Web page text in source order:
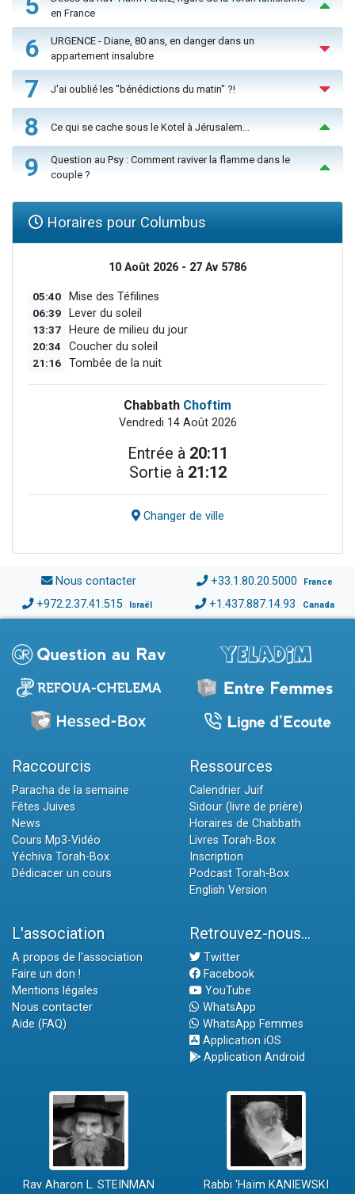
en France
6
URGENCE - Diane, 80 ans, en danger dans un
appartement insalubre
7 J'ai oublié les "bénédictions du matin" ?!
8 Ce qui se cache sous le Kotel à Jérusalem...
9
Question au Psy : Comment raviver la flamme dans le
couple ?
Horaires pour Columbus
10 Août 2026 - 27 Av 5786
05:40 Mise des Téfilines
06:39 Lever du soleil
13:37 Heure de milieu du jour
20:34 Coucher du soleil
21:16 Tombée de la nuit
Chabbath Choftim
Vendredi 14 Août 2026
Entrée à 20:11
Sortie à 21:12
Changer de ville
Nous contacter +33.1.80.20.5000 France
+972.2.37.41.515 Israël +1.437.887.14.93 Canada
Raccourcis
Paracha de la semaine
Fêtes Juives
News
Cours Mp3-Vidéo
Yéchiva Torah-Box
Dédicacer un cours
Ressources
Calendrier Juif
Sidour (livre de prière)
Horaires de Chabbath
Livres Torah-Box
Inscription
Podcast Torah-Box
English Version
L'association
A propos de l'association
Faire un don !
Mentions légales
Nous contacter
Aide (FAQ)
Retrouvez-nous...
Twitter
Facebook
YouTube
WhatsApp
WhatsApp Femmes
Application iOS
Application Android
Rav Aharon L. STEINMAN Rabbi 'Haïm KANIEWSKI